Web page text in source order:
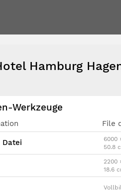
Hamburg
Werkzeuge
File
Datei
6000
50.8
2200
18.6